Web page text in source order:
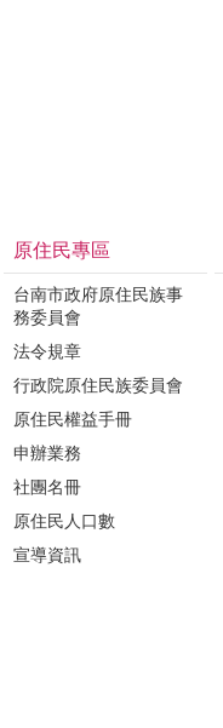
原住民專區
台南市政府原住民族事
務委員會
法令規章
行政院原住民族委員會
原住民權益手冊
申辦業務
社團名冊
原住民人口數
宣導資訊